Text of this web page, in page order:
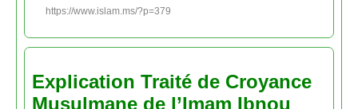
https://www.islam.ms/?p=379
Explication Traité de Croyance
Musulmane de l’Imam Ibnou